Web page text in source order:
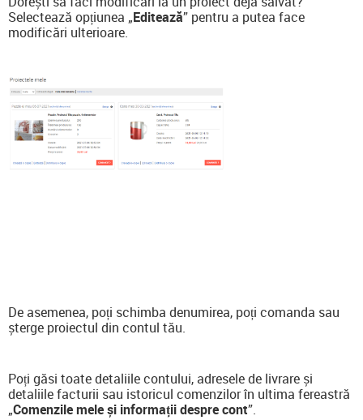
Selectează opțiunea „Editează” pentru a putea face
modificări ulterioare.
De asemenea, poți schimba denumirea, poți comanda sau
șterge proiectul din contul tău.
Poți găsi toate detaliile contului, adresele de livrare și
detaliile facturii sau istoricul comenzilor în ultima fereastră
„Comenzile mele și informații despre cont”.